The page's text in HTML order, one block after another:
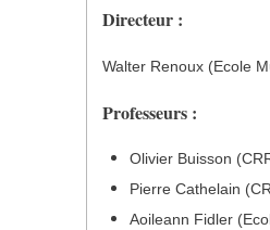
Directeur :
Walter Renoux (Ecole
Professeurs :
Olivier Buisson
Pierre Cathelain
Aoileann Fidler